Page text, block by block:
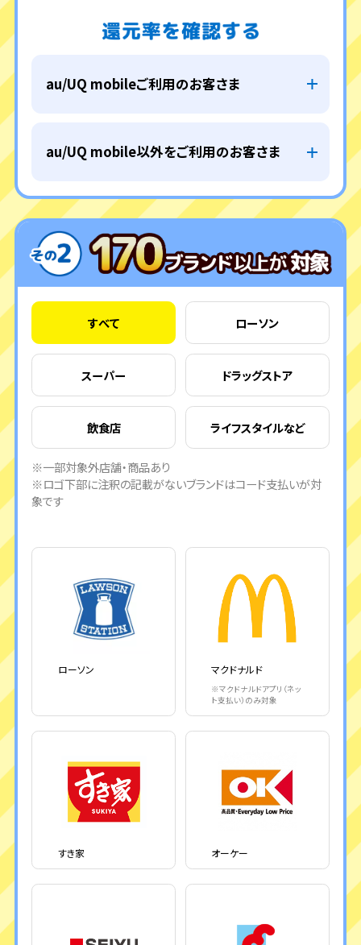
au/UQ mobileご利用のお客さま
・ローソンと対象加盟店合計で500ポイント/月（150ポイント/回）
au/UQ mobile以外をご利用のお客さま
すべて ローソン
スーパー ドラッグストア
飲食店 ライフスタイルなど
※一部対象外店舗・商品あり
※ロゴ下部に注釈の記載がないブランドはコード支払いが対
象です
ローソン マクドナルド
※マクドナルドアプリ（ネッ
ト支払い）のみ対象
すき家 オーケー